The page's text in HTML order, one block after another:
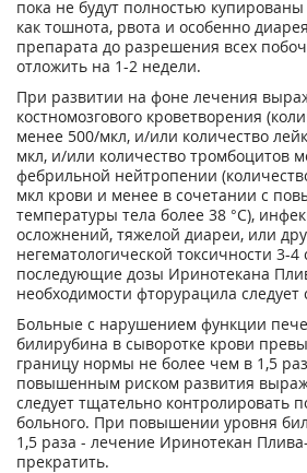
пока не будут полностью
как тошнота, рвота и особенно
препарата до разрешения всех
отложить на 1-2 недели.
При развитии на фоне лечения
костномозгового кроветворения
менее 500/мкл, и/или количество
мкл, и/или количество тромбоцитов
фебрильной нейтропении
мкл крови и менее в сочетании с
температуры тела более 38 °С),
осложнений, тяжелой диареи, или
негематологической токсичности 3-4
последующие дозы Иринотекана
необходимости фторурацила следует
Больные с нарушением функции
билирубина в сыворотке крови
границу нормы не более чем в 1,5
повышенным риском развития
следует тщательно контролировать
больного. При повышении уровня
1,5 раза - лечение Иринотекан
прекратить.